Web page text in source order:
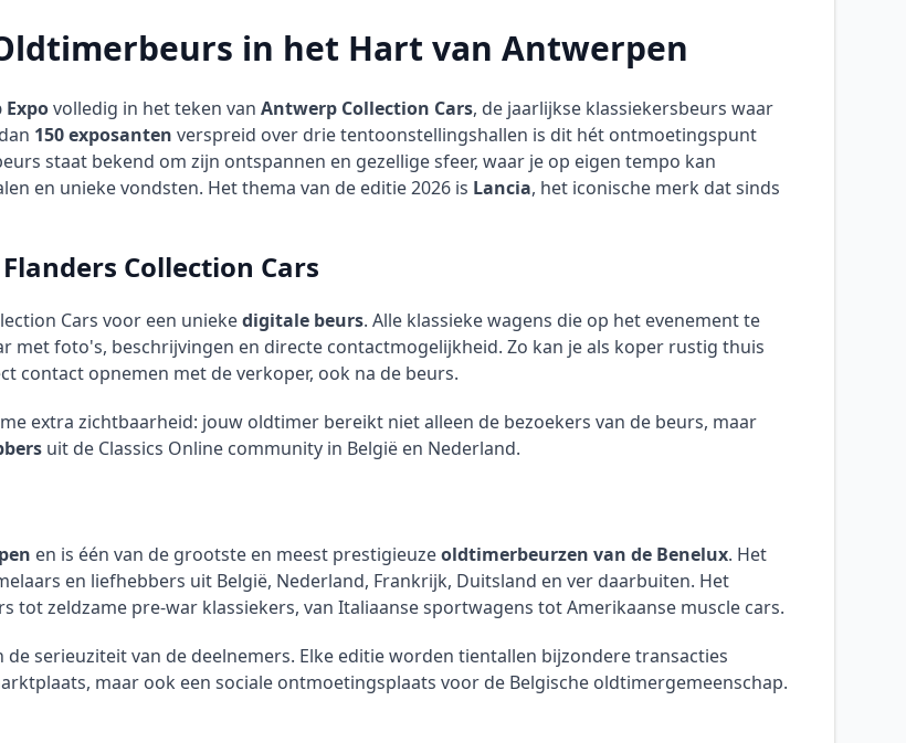
in het Hart van Antwerpen
volledig in het teken van Antwerp Collection Cars, de jaarlijkse klassiekersbeurs waar
150 exposanten verspreid over drie tentoonstellingshallen is dit hét ontmoetingspunt
staat bekend om zijn ontspannen en gezellige sfeer, waar je op eigen tempo kan
en unieke vondsten. Het thema van de editie 2026 is Lancia, het iconische merk dat sinds
Collection Cars
Cars voor een uniekedigitale beurs. Alle klassieke wagens die op het evenement te
met foto's, beschrijvingen en directe contactmogelijkheid. Zo kan je als koper rustig thuis
contact opnemen met de verkoper, ook na de beurs.
extra zichtbaarheid: jouw oldtimer bereikt niet alleen de bezoekers van de beurs, maar
uit de Classics Online community in België en Nederland.
en is één van de grootste en meest prestigieuzeoldtimerbeurzen van de Benelux. Het
en liefhebbers uit België, Nederland, Frankrijk, Duitsland en ver daarbuiten. Het
tot zeldzame pre-war klassiekers, van Italiaanse sportwagens tot Amerikaanse muscle cars.
serieuziteit van de deelnemers. Elke editie worden tientallen bijzondere transacties
maar ook een sociale ontmoetingsplaats voor de Belgische oldtimergemeenschap.